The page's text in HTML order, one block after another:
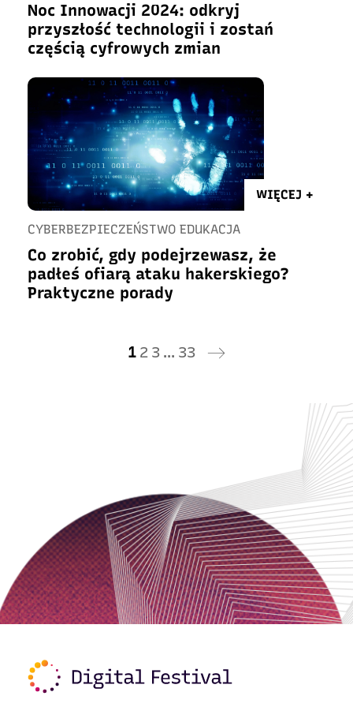
Noc Innowacji 2024: odkryj
przyszłość technologii i zostań
częścią cyfrowych zmian
WIĘCEJ +
CYBERBEZPIECZEŃSTWO EDUKACJA
Co zrobić, gdy podejrzewasz, że
padłeś ofiarą ataku hakerskiego?
Praktyczne porady
1 2 3 … 33